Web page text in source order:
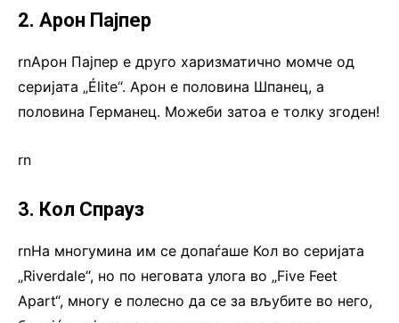
2. Арон Пајпер
rnАрон Пајпер е друго харизматично момче од
серијата „Élite“. Арон е половина Шпанец, а
половина Германец. Можеби затоа е толку згоден!
rn
3. Кол Спрауз
rnНа многумина им се допаѓаше Кол во серијата
„Riverdale“, но по неговата улога во „Five Feet
Apart“, многу е полесно да се за вљубите во него,